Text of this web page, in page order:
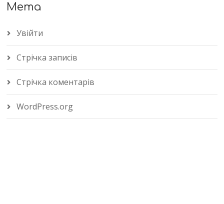
Мета
Увійти
Стрічка записів
Стрічка коментарів
WordPress.org